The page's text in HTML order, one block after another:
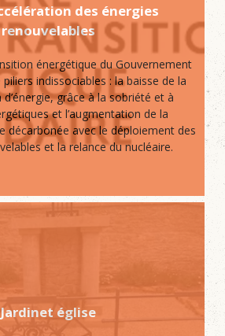
des énergies
renouvelables
énergétique du Gouvernement
indissociables : la baisse de la
grâce à la sobriété et à
et l’augmentation de la
décarbonée avec le déploiement des
et la relance du nucléaire.
Jardinet église